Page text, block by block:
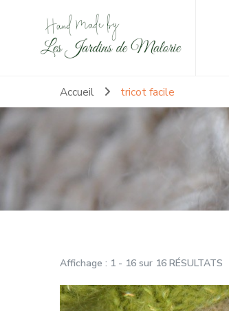
Hand made by Les Jardins de Malorie
100% frileuse 100% fait main 100% tout
Accueil tricot facile
Affichage : 1 - 16 sur 16 RÉSULTATS